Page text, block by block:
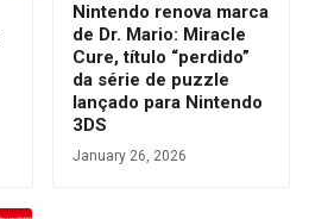
Nintendo renova marca
de Dr. Mario: Miracle
Cure, título “perdido”
da série de puzzle
lançado para Nintendo
3DS
January 26, 2026